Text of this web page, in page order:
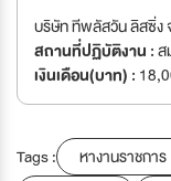
บริษัท ทีพลัสวัน ลิสซิ่ง
สถานที่ปฏิบัติงาน :ส
เงินเดือน(บาท) :
Tags : หางานราชการ